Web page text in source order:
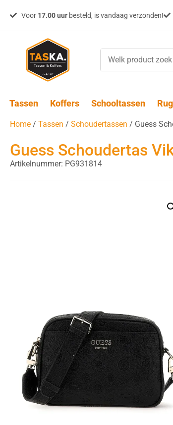
Voor 17.00 uurbesteld, is vandaag verzonden!
Tassen Koffers Schooltassen
Home / Tassen / Schoudertassen / Guess
Guess Schoudertas
Artikelnummer: PG931814